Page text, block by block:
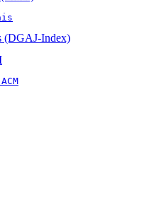
(DGAJ-Index)